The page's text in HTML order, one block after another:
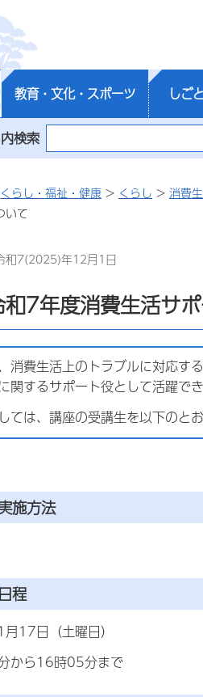
教育・文化・スポーツ しご
検索
くらし・福祉・健康 > くらし > 消費
いて
和7(2025)年12月1日
和7年度消費生活サ
消費生活上のトラブルに対応す
関するサポート役として活躍で
ては、講座の受講生を以下のと
施方法
程
17日（土曜日）
から16時05分まで